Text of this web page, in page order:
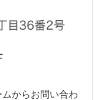
からお問い合わ